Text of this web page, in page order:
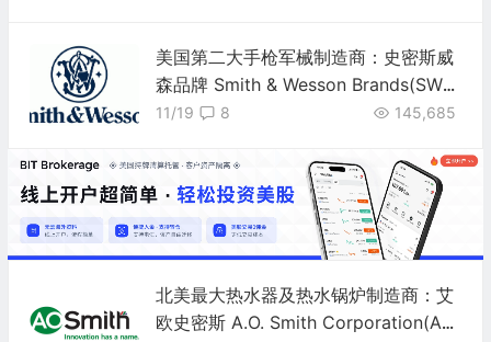
美国第二大手枪军械制造商：史密斯威
森品牌 Smith & Wesson Brands(SWB
I)
11/19 145,685
8
北美最大热水器及热水锅炉制造商：艾
欧史密斯 A.O. Smith Corporation(AO